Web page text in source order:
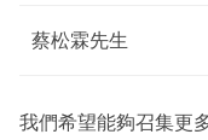
蔡松霖先生
我們希望能夠召集更